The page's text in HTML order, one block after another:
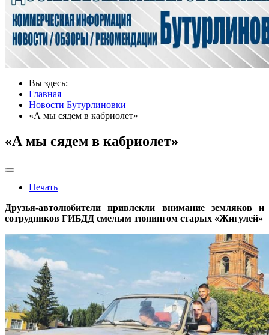
Вы здесь:
Главная
Новости Бутурлиновки
«А мы сядем в кабриолет»
«А мы сядем в кабриолет»
Печать
Друзья-автолюбители привлекли внимание земляков и
сотрудников ГИБДД смелым тюнингом старых «Жигулей»